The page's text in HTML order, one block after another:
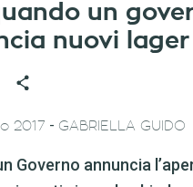
un
nuovi lager
2017 - GABRIELLA GUIDO
Governo annuncia